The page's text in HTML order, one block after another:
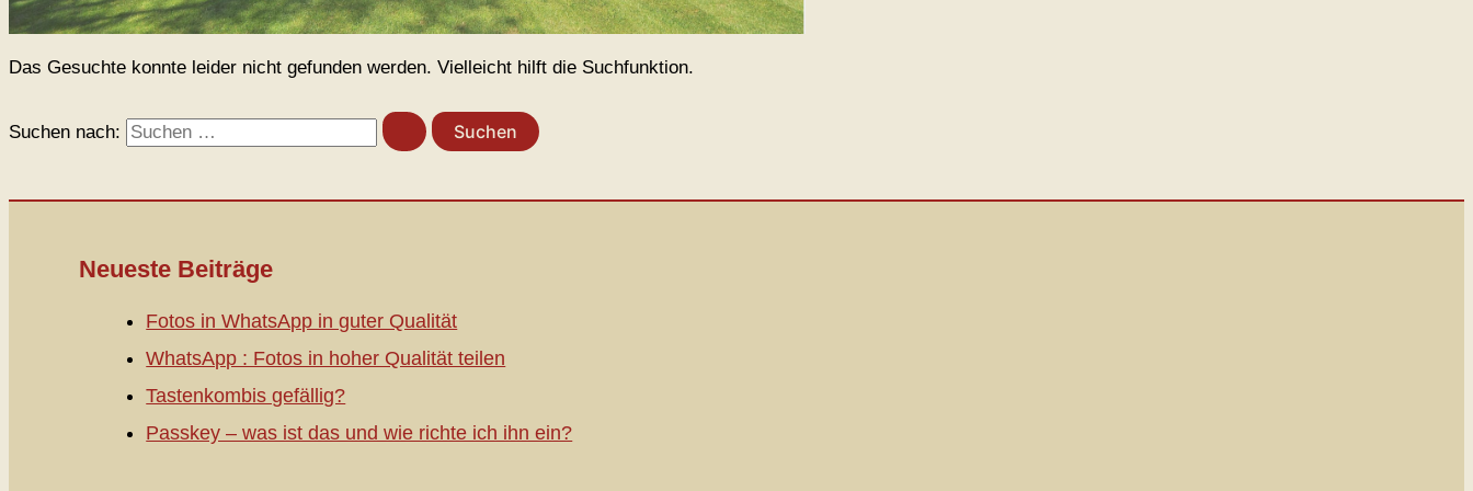
Das Gesuchte konnte leider nicht gefunden werden. Vielleicht hilft die Suchfunktion.
Suchen nach:
Neueste Beiträge
Fotos in WhatsApp in guter Qualität
WhatsApp : Fotos in hoher Qualität teilen
Tastenkombis gefällig?
Passkey – was ist das und wie richte ich ihn ein?